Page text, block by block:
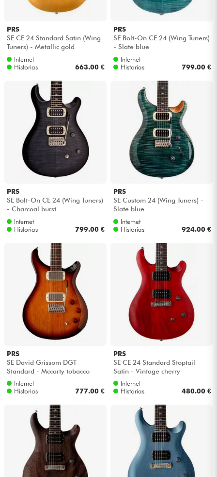
PRS
SE CE 24 Standard Satin (Wing
Tuners) - Metallic gold
Internet
Historias
663.00 €
PRS
SE Bolt-On CE 24 (Wing Tuners)
- Slate blue
Internet
Historias
799.00 €
PRS
SE Bolt-On CE 24 (Wing Tuners)
- Charcoal burst
Internet
Historias
799.00 €
PRS
SE Custom 24 (Wing Tuners) -
Slate blue
Internet
Historias
924.00 €
PRS
SE David Grissom DGT
Standard - Mccarty tobacco
sunburst
Internet
Historias
777.00 €
PRS
SE CE 24 Standard Stoptail
Satin - Vintage cherry
Internet
Historias
480.00 €